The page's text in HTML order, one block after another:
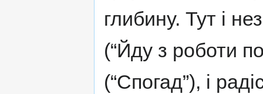
глибину. Тут і
(“Йду з роботи
(“Спогад”), і